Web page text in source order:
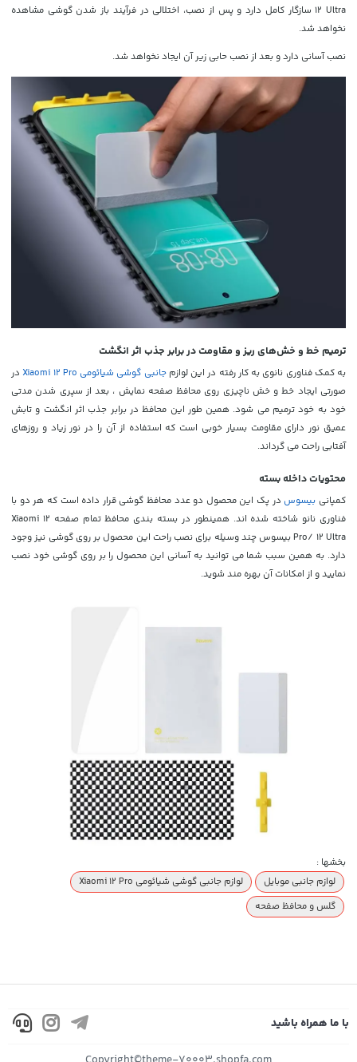
12 Ultra سازگار کامل دارد و پس از نصب، اختلالی در فرآیند باز شدن گوشی مشاهده
نخواهد شد.
نصب آسانی دارد و بعد از نصب حابی زیر آن ایجاد نخواهد شد.
ترمیم خط و خش‌های ریز و مقاومت در برابر جذب اثر انگشت
به کمک فناوری نانوی به کار رفته در این لوازمجانبی گوشی شیائومی Xiaomi 12 Pro
در
صورتی ایجاد خط و خش ناچیزی روی محافظ صفحه نمایش ، بعد از سپری شدن مدتی
خود به خود ترمیم می شود. همین طور این محافظ در برابر جذب اثر انگشت و تابش
عمیق نور دارای مقاومت بسیار خوبی است که استفاده از آن را در نور زیاد و روزهای
آفتابی راحت می گرداند.
محتویات داخله بسته
کمپانی بیسوس در پک این محصول دو عدد محافظ گوشی قرار داده است که هر دو با
فناوری نانو شاخته شده اند. همینطور در بسته بندی محافظ تمام صفحه Xiaomi 12
Pro/ 12 Ultra بیسوس چند وسیله برای نصب راحت این محصول بر روی گوشی نیز وجود
دارد. به همین سبب شما می توانید به آسانی این محصول را بر روی گوشی خود نصب
نمایید و از امکانات آن بهره مند شوید.
بخشها :
لوازم جانبی موبایل
لوازم جانبی گوشی شیائومی Xiaomi 12 Pro
گلس و محافظ صفحه
با ما همراه باشید